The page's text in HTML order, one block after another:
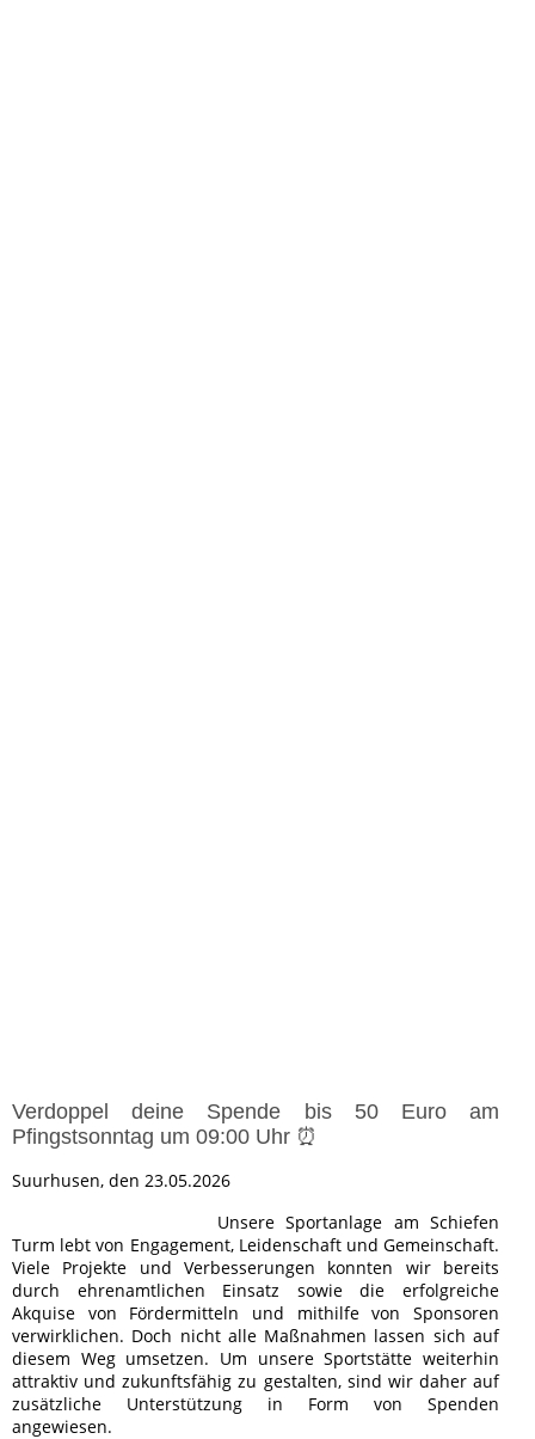
Verdoppel deine Spende bis 50 Euro am
Pfingstsonntag um 09:00 Uhr ⏰
Suurhusen, den 23.05.2026
Unsere Sportanlage am Schiefen
Turm lebt von Engagement, Leidenschaft und Gemeinschaft.
Viele Projekte und Verbesserungen konnten wir bereits
durch ehrenamtlichen Einsatz sowie die erfolgreiche
Akquise von Fördermitteln und mithilfe von Sponsoren
verwirklichen. Doch nicht alle Maßnahmen lassen sich auf
diesem Weg umsetzen. Um unsere Sportstätte weiterhin
attraktiv und zukunftsfähig zu gestalten, sind wir daher auf
zusätzliche Unterstützung in Form von Spenden
angewiesen.